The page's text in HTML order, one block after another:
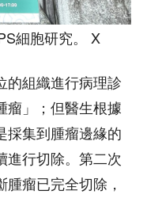
細胞研究。 X
的組織進行病理診
瘤」；但醫生根據
採集到腫瘤邊緣的
進行切除。第二次
瘤已完全切除，